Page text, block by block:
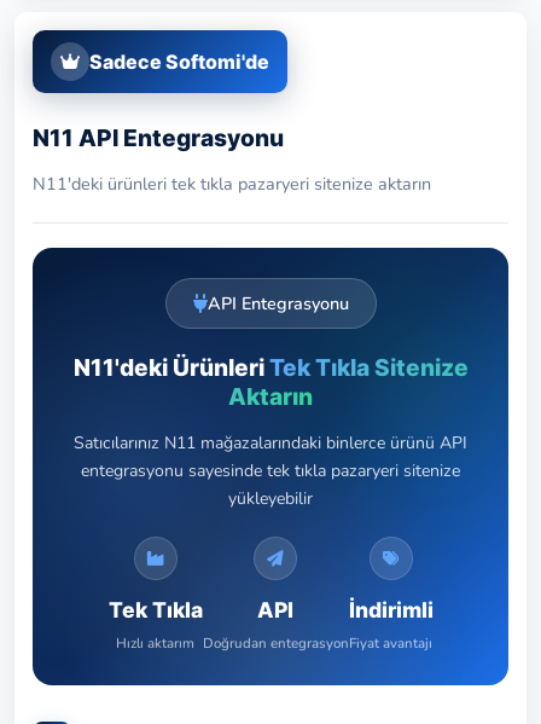
Sadece Softomi'de
N11 API Entegrasyonu
N11'deki ürünleri tek tıkla pazaryeri sitenize aktarın
API Entegrasyonu
N11'deki ÜrünleriTek Tıkla Sitenize
Aktarın
Satıcılarınız N11 mağazalarındaki binlerce ürünü API
entegrasyonu sayesinde tek tıkla pazaryeri sitenize
yükleyebilir
Tek Tıkla
Hızlı aktarım
API
Doğrudan entegrasyon
İndirimli
Fiyat avantajı